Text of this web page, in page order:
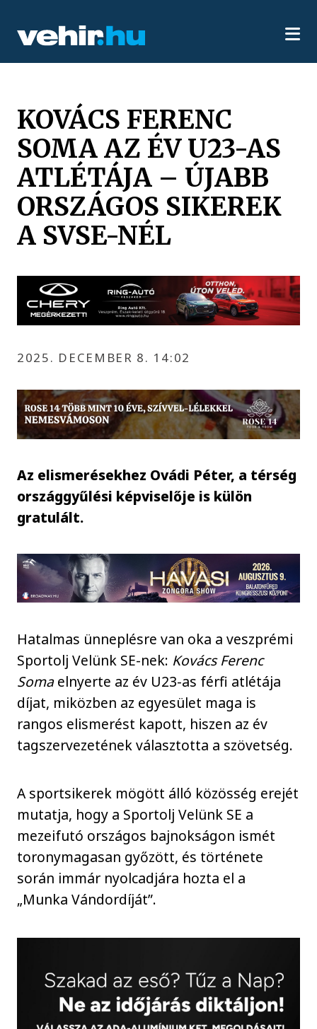
KOVÁCS FERENC
SOMA AZ ÉV U23-AS
ATLÉTÁJA – ÚJABB
ORSZÁGOS SIKEREK
A SVSE-NÉL
2025. DECEMBER 8. 14:02
Az elismerésekhez Ovádi Péter, a térség
országgyűlési képviselője is külön
gratulált.
Hatalmas ünneplésre van oka a veszprémi
Sportolj Velünk SE-nek: Kovács Ferenc
Somaelnyerte az év U23-as férfi atlétája
díjat, miközben az egyesület maga is
rangos elismerést kapott, hiszen az év
tagszervezetének választotta a szövetség.
A sportsikerek mögött álló közösség erejét
mutatja, hogy a Sportolj Velünk SE a
mezeifutó országos bajnokságon ismét
toronymagasan győzött, és története
során immár nyolcadjára hozta el a
„Munka Vándordíját”.